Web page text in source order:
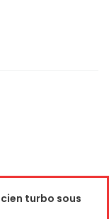
turbo sous